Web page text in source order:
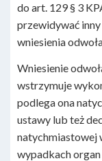
do art. 129 § 3
przewidywać
wniesienia
Wniesienie
wstrzymuje
podlega ona
ustawy lub też
natychmiastowej
wypadkach